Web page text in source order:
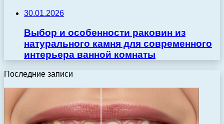
30.01.2026
Выбор и особенности раковин из
натурального камня для современного
интерьера ванной комнаты
Последние записи